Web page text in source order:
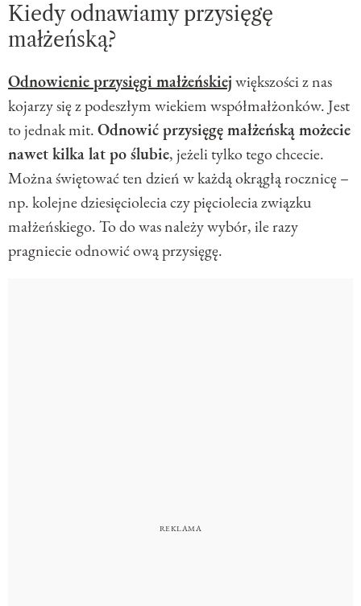
Kiedy odnawiamy przysięgę
małżeńską?
Odnowienie przysięgi małżeńskiejwiększości z nas
kojarzy się z podeszłym wiekiem współmałżonków. Jest
to jednak mit.Odnowić przysięgę małżeńską możecie
nawet kilka lat po ślubie, jeżeli tylko tego chcecie.
Można świętować ten dzień w każdą okrągłą rocznicę –
np. kolejne dziesięciolecia czy pięciolecia związku
małżeńskiego. To do was należy wybór, ile razy
pragniecie odnowić ową przysięgę.